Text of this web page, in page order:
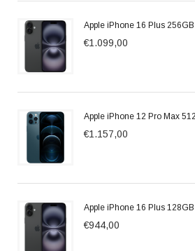
Apple iPhone 16 Plus
€1.099,00
Apple iPhone 12 Pro Max
€1.157,00
Apple iPhone 16 Plus
€944,00